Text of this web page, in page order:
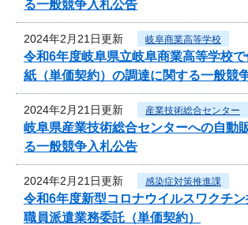
る一般競争入札公告
2024年2月21日更新 岐阜商業高等学校
令和6年度岐阜県立岐阜商業高等学校
紙（単価契約）の調達に関する一般競
2024年2月21日更新 産業技術総合センター
岐阜県産業技術総合センターへの自動
る一般競争入札公告
2024年2月21日更新 感染症対策推進課
令和6年度新型コロナウイルスワクチ
職員派遣業務委託（単価契約）